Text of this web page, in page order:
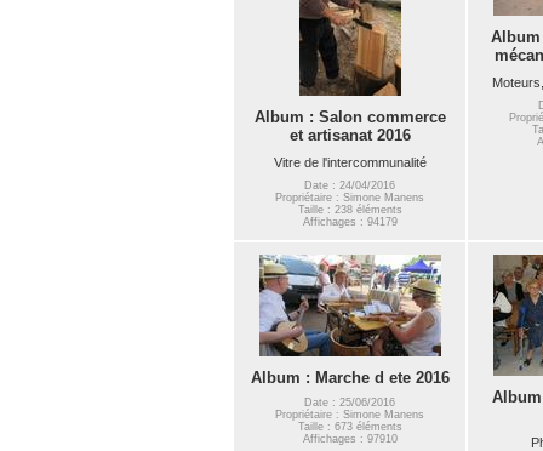
Album : Salon commerce
et artisanat 2016
Vitre de l'intercommunalité
Date : 24/04/2016
Propriétaire : Simone Manens
Taille : 238 éléments
Affichages : 94179
Album : Marche d ete 2016
Date : 25/06/2016
Propriétaire : Simone Manens
Taille : 673 éléments
Affichages : 97910